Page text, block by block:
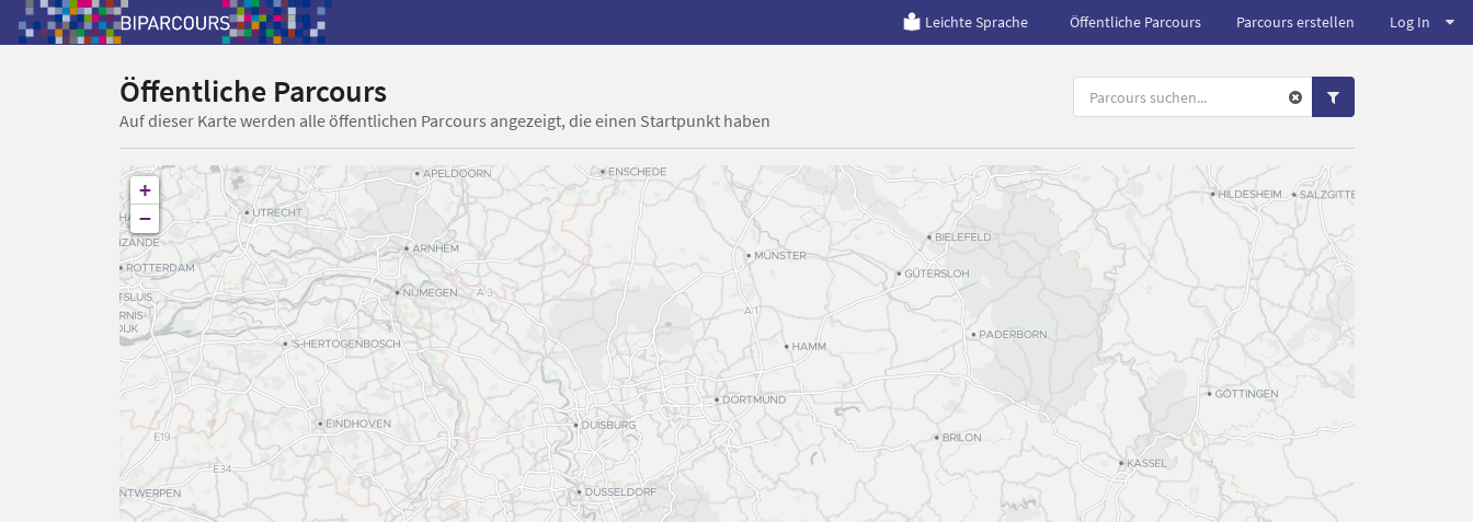
Leichte Sprache Öffentliche Parcours Parcours erstellen Log In
Öffentliche Parcours
Auf dieser Karte werden alle öffentlichen Parcours angezeigt, die einen Startpunkt haben
+
−